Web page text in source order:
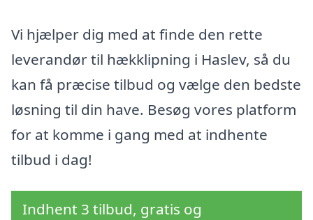
Vi hjælper dig med at finde den rette
leverandør til hækklipning i Haslev, så du
kan få præcise tilbud og vælge den bedste
løsning til din have. Besøg vores platform
for at komme i gang med at indhente
tilbud i dag!
Indhent 3 tilbud, gratis og